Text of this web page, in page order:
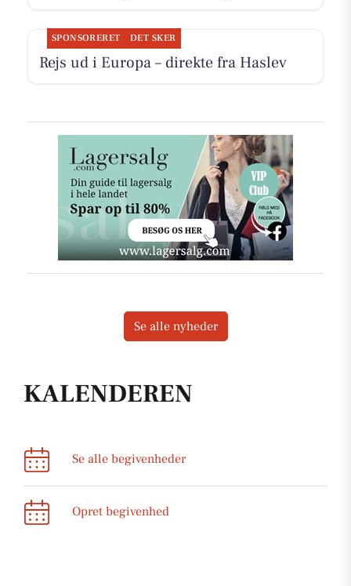
KALENDEREN
Se alle begivenheder
Opret begivenhed
SPONSORERET DET SKER
Rejs ud i Europa – direkte fra Haslev
Se alle nyheder